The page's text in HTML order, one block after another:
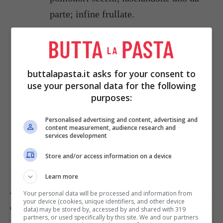
parte; infine frullate.
Disponete i filetti di merluzzo caldi in
un piatto da portata e cospargete con la
salsa di pinoli e pomodori secchi.
Sfilettate il pomodoro secco rimasto e
disponetelo suifiletti di pesceprima di
servire.
Per rendere il piatto ancora più originale potete
aggiungere qualche fettina di arancia e olive verdi
denocciolate.
buttalapasta.it asks for your consent to
use your personal data for the following
purposes:
Personalised advertising and content, advertising and
content measurement, audience research and
services development
Store and/or access information on a device
Learn more
Your personal data will be processed and information from
your device (cookies, unique identifiers, and other device
data) may be stored by, accessed by and shared with 319
partners, or used specifically by this site. We and our partners